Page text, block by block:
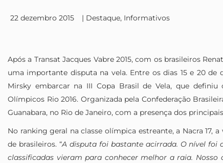
22 dezembro 2015 | Destaque, Informativos
Após a Transat Jacques Vabre 2015, com os brasileiros
uma importante disputa na vela. Entre os dias 15 e 20 de
Mirsky embarcar na III Copa Brasil de Vela, que
Olímpicos Rio 2016. Organizada pela Confederação
Guanabara, no Rio de Janeiro, com a presença dos
No ranking geral na classe olímpica estreante, a Nacra 17,
de brasileiros. “A disputa foi bastante acirrada. O nível foi
classificadas vieram para conhecer melhor a raia.